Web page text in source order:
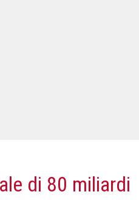
di 80 miliardi